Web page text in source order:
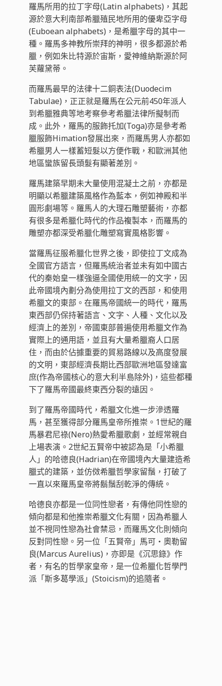
羅馬所用的拉丁字母(Latin alphabets)，其起
源於意大利南部希臘殖民地所用的優卑亞字母
(Euboean alphabets)，是希臘字母的其中一
種。羅馬多神教所崇拜的神明，很多都源於希
臘，例如朱比特源於宙斯，愛神維納斯源於阿
芙蘿黛蒂。
而羅馬最早的法律十二銅表法(Duodecim
Tabulae)，正正就是羅馬在公元前450年派人
到希臘雅典等地考察參考希臘法律所擬制而
成。此外，羅馬的服飾托加(Toga)亦是參考希
臘服飾Himation發展出來，而羅馬男人亦都如
希臘男人一樣蓄短髮以方便作戰，和歐洲其他
地區蠻族留長頭髮有顯著差別。
羅馬建築早期未大量使用混凝土之前，亦都是
明顯以希臘建築風格作為藍本，例如神殿和半
圓形劇場等。羅馬人的大理石雕塑藝術，亦都
有很多是希臘化時代的作品複製本，而羅馬的
雕塑亦都深受希臘化雕塑寫實風格影響。
當羅馬征服希臘化世界之後，即使拉丁文成為
全國官方語言，但羅馬統治者並未有如中國古
代的秦始皇一樣強逼全國使用統一的文字，因
此帝國境內劃分為使用拉丁文的西部，和使用
希臘文的東部。在羅馬帝國統一的時代，羅馬
東西部仍保持著語言、文字、人種、文化以及
經濟上的差別，帝國東部普遍使用希臘文作為
實際上的通用語，並且有大量希臘裔人口居
住，而由於佔據重要的貿易路線以及高度發展
的文明，東部經濟長期比西部歐洲地區發達富
庶(作為帝國核心的意大利半島除外)，這些都種
下了羅馬帝國最終東西分裂的遠因。
到了羅馬帝國時代，希臘文化進一步滲透羅
馬，甚至獲得部分羅馬皇帝所推崇。1世紀的羅
馬暴君尼祿(Nero)熱愛希臘歌劇，並經常親自
上場表演。2世紀五賢帝中被認為是「小希臘
人」的哈德良(Hadrian)在帝國境內大量建造希
臘式的建築，並仿傚希臘哲學家留鬚，打破了
一直以來羅馬皇帝將鬍鬚刮乾淨的傳統。
哈德良亦都是一位同性戀者，有傳他同性戀的
傾向都是和他推崇希臘文化有關，因為希臘人
並不視同性戀為社會禁忌，而羅馬文化則傾向
反對同性戀。另一位「五賢帝」馬可‧奧勒留
良(Marcus Aurelius)，亦即是《沉思錄》作
者，有名的哲學家皇帝，是一位希臘化哲學門
派「斯多葛學派」(Stoicism)的追隨者。